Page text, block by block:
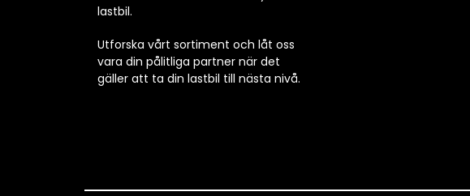
lastbil.
Utforska vårt sortiment och låt oss
vara din pålitliga partner när det
gäller att ta din lastbil till nästa nivå.